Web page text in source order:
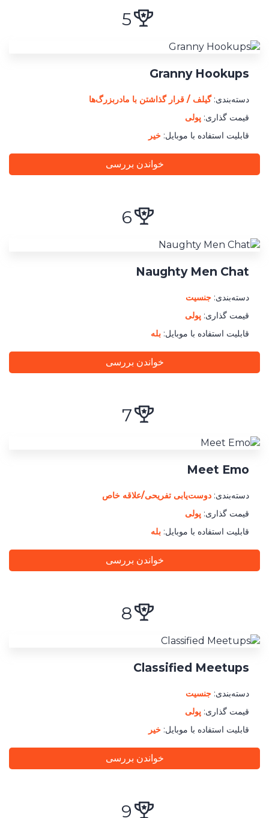
5
Granny Hookups
دسته‌بندی:گیلف / قرار گذاشتن با مادربزرگ‌ها
قیمت گذاری: پولی
قابلیت استفاده با موبایل: خیر
خواندن بررسی
6
Naughty Men Chat
دسته‌بندی: جنسیت
قیمت گذاری: پولی
قابلیت استفاده با موبایل: بله
خواندن بررسی
7
Meet Emo
دسته‌بندی: دوست‌یابی تفریحی/علاقه خاص
قیمت گذاری: پولی
قابلیت استفاده با موبایل: بله
خواندن بررسی
8
Classified Meetups
دسته‌بندی: جنسیت
قیمت گذاری: پولی
قابلیت استفاده با موبایل: خیر
خواندن بررسی
9